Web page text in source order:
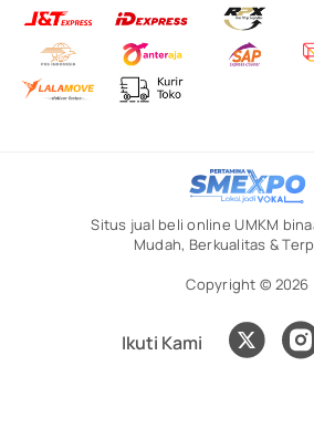
Situs jual beli online UMKM
Mudah, Berkualitas &
Copyright © 2026
Ikuti Kami